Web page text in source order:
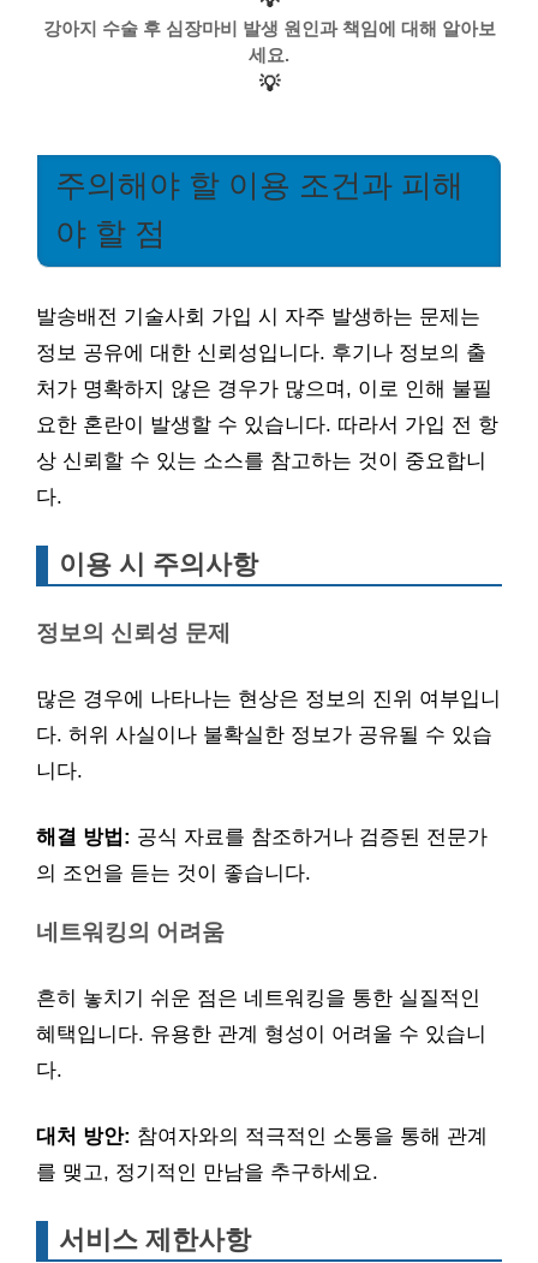
강아지 수술 후 심장마비 발생 원인과 책임에 대해 알아보
세요.
💡
주의해야 할 이용 조건과 피해
야 할 점
발송배전 기술사회 가입 시 자주 발생하는 문제는
정보 공유에 대한 신뢰성입니다. 후기나 정보의 출
처가 명확하지 않은 경우가 많으며, 이로 인해 불필
요한 혼란이 발생할 수 있습니다. 따라서 가입 전 항
상 신뢰할 수 있는 소스를 참고하는 것이 중요합니
다.
이용 시 주의사항
정보의 신뢰성 문제
많은 경우에 나타나는 현상은 정보의 진위 여부입니
다. 허위 사실이나 불확실한 정보가 공유될 수 있습
니다.
해결 방법: 공식 자료를 참조하거나 검증된 전문가
의 조언을 듣는 것이 좋습니다.
네트워킹의 어려움
흔히 놓치기 쉬운 점은 네트워킹을 통한 실질적인
혜택입니다. 유용한 관계 형성이 어려울 수 있습니
다.
대처 방안: 참여자와의 적극적인 소통을 통해 관계
를 맺고, 정기적인 만남을 추구하세요.
서비스 제한사항